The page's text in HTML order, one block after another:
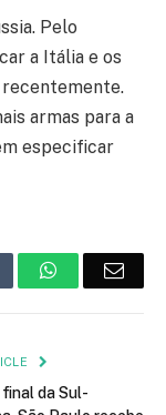
Pelo
a Itália e os
recentemente.
armas para a
especificar
WhatsApp
da Sul-